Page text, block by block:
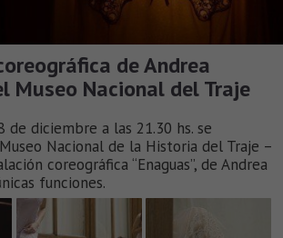
de Andrea
Museo Nacional del Traje
de diciembre a las 21.30 hs. se
Nacional de la Historia del Traje –
coreográfica “Enaguas”, de Andrea
funciones.